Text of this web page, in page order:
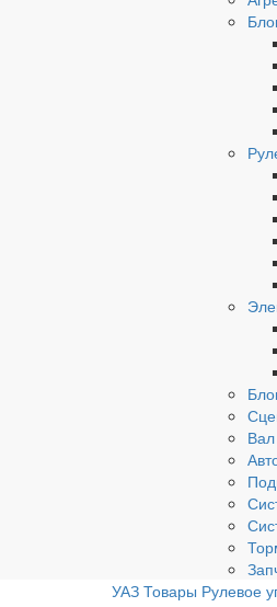
УАЗ Товары Рулевое